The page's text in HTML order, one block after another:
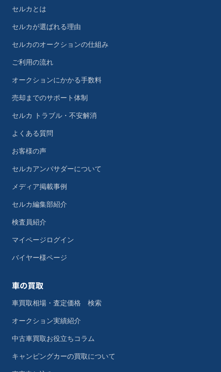
セルカとは
セルカが選ばれる理由
セルカのオークションの仕組み
ご利用の流れ
オークションにかかる手数料
売却までのサポート体制
セルカ トラブル・不安解消
よくある質問
お客様の声
セルカアンバサダーについて
メディア掲載事例
セルカ編集部紹介
検査員紹介
マイページログイン
バイヤー様ページ
車の買取
車買取相場・査定価格 検索
オークション実績紹介
中古車買取お役立ちコラム
キャンピングカーの買取について